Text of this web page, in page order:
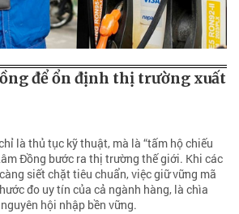
để ổn định thị trường xuất
là thủ tục kỹ thuật, mà là “tấm hộ chiếu
Đồng bước ra thị trường thế giới. Khi các
siết chặt tiêu chuẩn, việc giữ vững mã
đo uy tín của cả ngành hàng, là chìa
hội nhập bền vững.